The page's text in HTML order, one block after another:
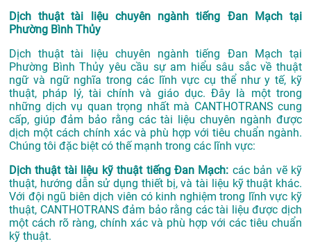
Dịch thuật tài liệu chuyên ngành tiếng Đan Mạch tại
Phường Bình Thủy
Dịch thuật tài liệu chuyên ngành tiếng Đan Mạch tại
Phường Bình Thủy yêu cầu sự am hiểu sâu sắc về thuật
ngữ và ngữ nghĩa trong các lĩnh vực cụ thể như y tế, kỹ
thuật, pháp lý, tài chính và giáo dục. Đây là một trong
những dịch vụ quan trọng nhất mà CANTHOTRANS cung
cấp, giúp đảm bảo rằng các tài liệu chuyên ngành được
dịch một cách chính xác và phù hợp với tiêu chuẩn ngành.
Chúng tôi đặc biệt có thế mạnh trong các lĩnh vực:
Dịch thuật tài liệu kỹ thuật tiếng Đan Mạch: các bản vẽ kỹ
thuật, hướng dẫn sử dụng thiết bị, và tài liệu kỹ thuật khác.
Với đội ngũ biên dịch viên có kinh nghiệm trong lĩnh vực kỹ
thuật, CANTHOTRANS đảm bảo rằng các tài liệu được dịch
một cách rõ ràng, chính xác và phù hợp với các tiêu chuẩn
kỹ thuật.